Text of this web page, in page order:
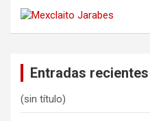
Entradas recientes
(sin título)